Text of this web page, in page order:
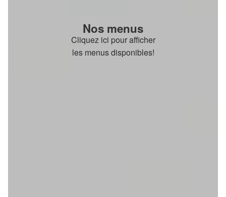
Nos menus
Cliquez ici pour afficher
les menus disponibles!